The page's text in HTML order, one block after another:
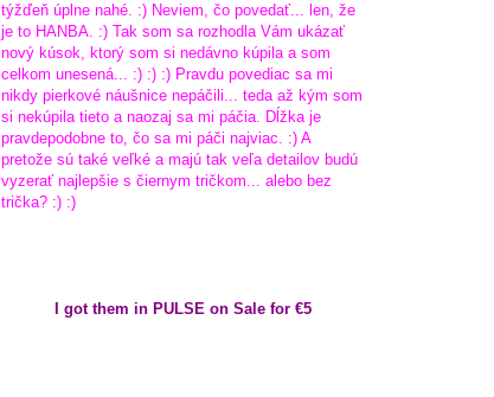
týžďeň úplne nahé. :) Neviem, čo povedať... len, že
je to HANBA. :) Tak som sa rozhodla Vám ukázať
nový kúsok, ktorý som si nedávno kúpila a som
celkom unesená... :) :) :) Pravdu povediac sa mi
nikdy pierkové náušnice nepáčili... teda až kým som
si nekúpila tieto a naozaj sa mi páčia. Dĺžka je
pravdepodobne to, čo sa mi páči najviac. :) A
pretože sú také veľké a majú tak veľa detailov budú
vyzerať najlepšie s čiernym tričkom... alebo bez
trička? :) :)
I got them in PULSE on Sale for €5